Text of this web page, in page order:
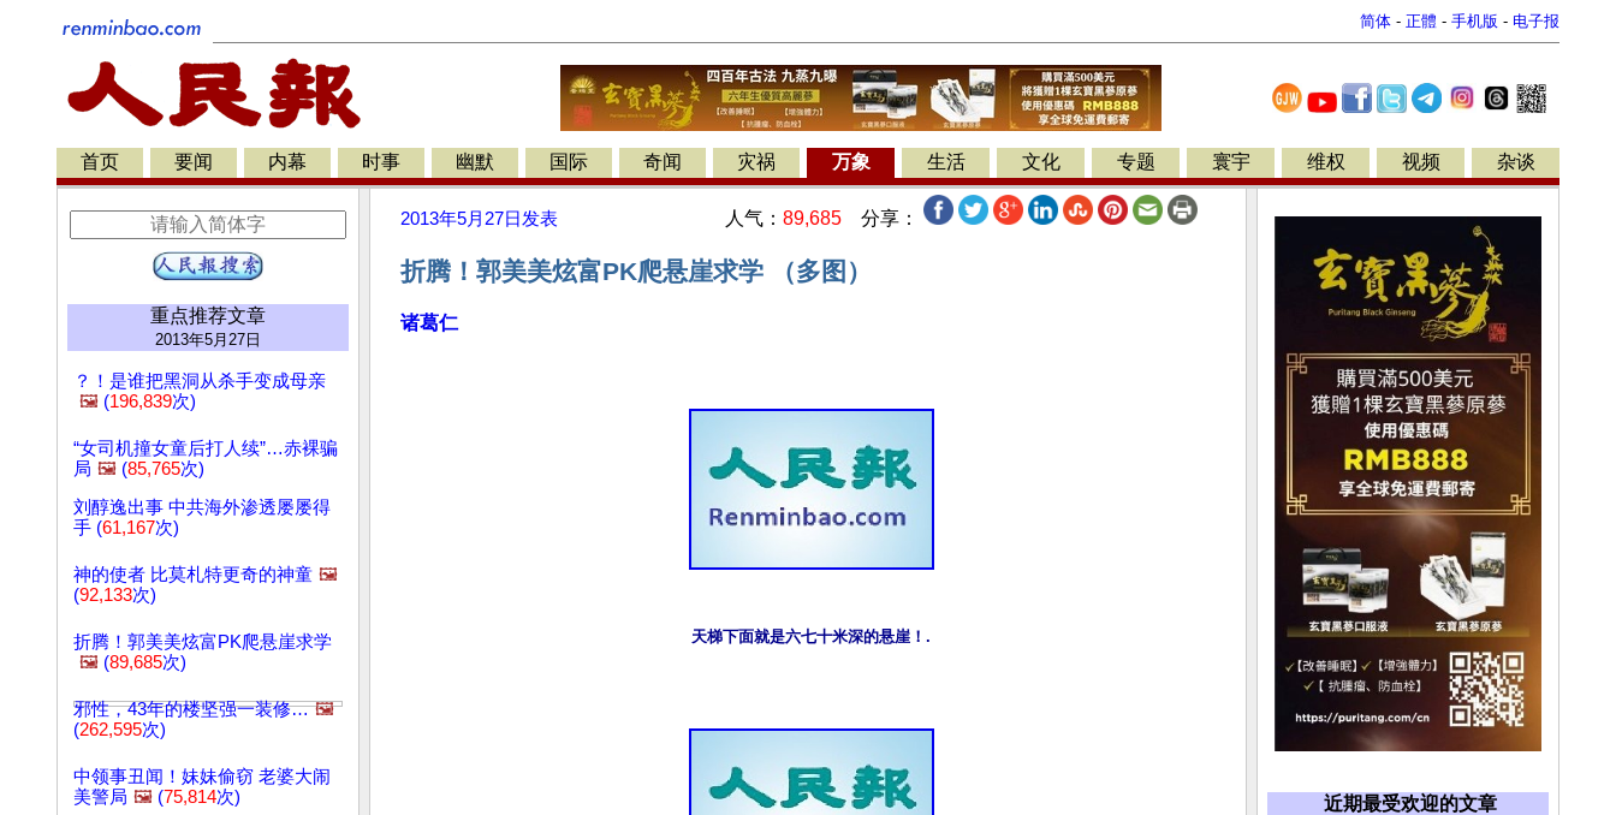
简体 - 正體 - 手机版 - 电子报
首页 要闻 内幕 时事 幽默 国际 奇闻 灾祸 万象 生活 文化 专题 寰宇 维权 视频 杂谈
重点推荐文章
2013年5月27日
？！是谁把黑洞从杀手变成母亲
🖼️ (196,839次)
“女司机撞女童后打人续”…赤裸骗
局 🖼️ (85,765次)
刘醇逸出事 中共海外渗透屡屡得
手 (61,167次)
神的使者 比莫札特更奇的神童 🖼️
(92,133次)
折腾！郭美美炫富PK爬悬崖求学
🖼️ (89,685次)
邪性，43年的楼坚强一装修… 🖼️
(262,595次)
中领事丑闻！妹妹偷窃 老婆大闹
美警局 🖼️ (75,814次)
2013年5月27日 发表 人气： 89,685 分享：
折腾！郭美美炫富PK爬悬崖求学 （多图）
诸葛仁
天梯下面就是六七十米深的悬崖！.
近期最受欢迎的文章